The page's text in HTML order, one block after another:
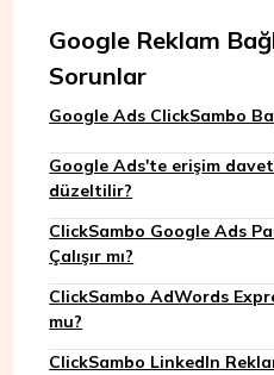
Google Reklam
Sorunlar
Google Ads ClickSambo
Google Ads'te erişim
düzeltilir?
ClickSambo Google Ads
Çalışır mı?
ClickSambo AdWords
mu?
ClickSambo LinkedIn